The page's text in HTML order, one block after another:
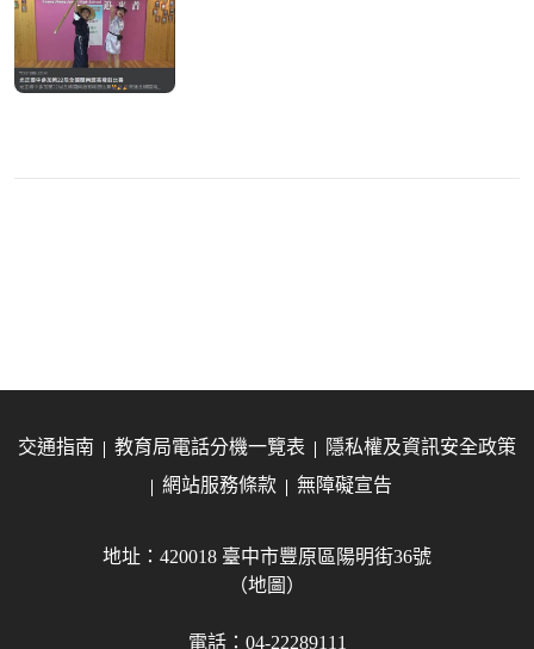
交通指南 教育局電話分機一覽表
隱私權及資訊安全政策
網站服務條款
無障礙宣告
地址：420018 臺中市豐原區陽明街36號
（地圖）
電話：04-22289111